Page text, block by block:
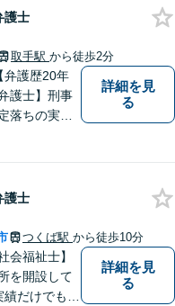
などにお住
のご相談も
ています。
護士
取手駅 から徒歩2分
弁護歴20年
護士】刑事
落ちの実績
相談くださ
】
詳細を見
る
護士
つくば駅 から徒歩10分
会福祉士】
を開設して
だけでも、
詳細を見
る